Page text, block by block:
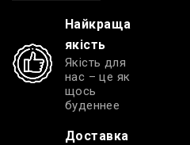
Найкраща
якість
Якість для
нас – це як
щось
буденнее
Доставка